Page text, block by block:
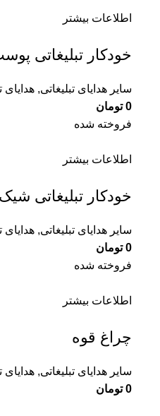
اطلاعات بیشتر
خودکار تبلیغاتی
سایر هدایای تبلیغاتی, هدایای
0 تومان
فروخته شده
اطلاعات بیشتر
خودکار تبلیغاتی شیک
سایر هدایای تبلیغاتی, هدایای
0 تومان
فروخته شده
اطلاعات بیشتر
چراغ قوه
سایر هدایای تبلیغاتی, هدایای
0 تومان